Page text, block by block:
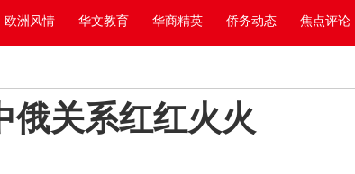
欧洲风情 华文教育 华商精英 侨务动态 焦点评论
俄关系红红火火